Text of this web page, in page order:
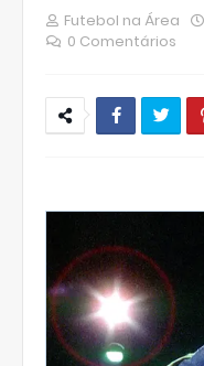
Futebol na Área
0 Comentários